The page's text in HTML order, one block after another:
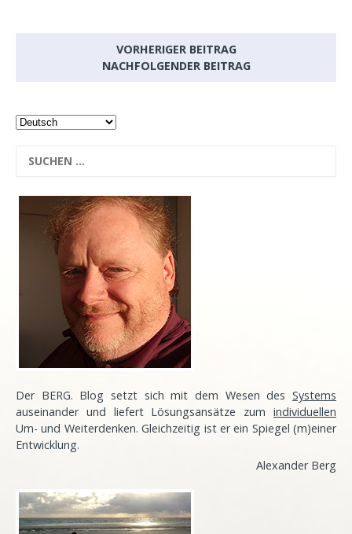
VORHERIGER BEITRAG
NACHFOLGENDER BEITRAG
Der BERG. Blog setzt sich mit dem Wesen des Systems
auseinander und liefert Lösungsansätze zum individuellen
Um- und Weiterdenken. Gleichzeitig ist er ein Spiegel (m)einer
Entwicklung.
Alexander Berg